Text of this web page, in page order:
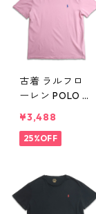
古着 ラルフロ
ーレン POLO R
ワンポイント
ロゴ 半袖 Tシャ
305n w60729
¥3,488
25%OFF